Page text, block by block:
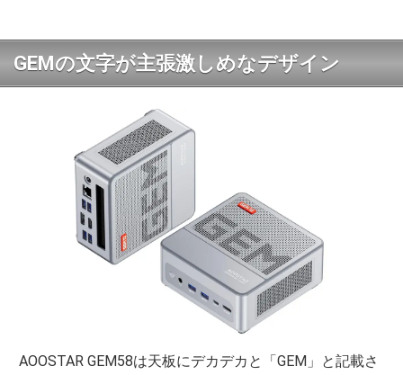
GEMの文字が主張激しめなデザイン
AOOSTAR GEM58は天板にデカデカと「GEM」と記載さ